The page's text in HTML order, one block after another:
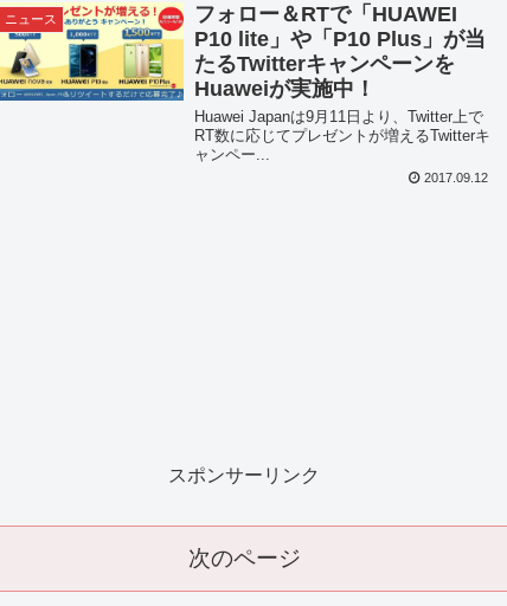
ニュース
フォロー＆RTで「HUAWEI
P10 lite」や「P10 Plus」が当
たるTwitterキャンペーンを
Huaweiが実施中！
Huawei Japanは9月11日より、Twitter上で
RT数に応じてプレゼントが増えるTwitterキ
ャンペー...
2017.09.12
スポンサーリンク
次のページ